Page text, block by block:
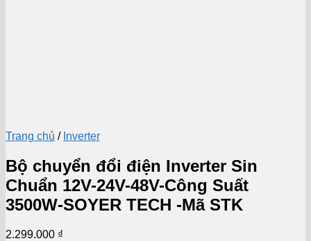
Trang chủ / Inverter
Bộ chuyển đổi điện Inverter Sin
Chuẩn 12V-24V-48V-Công Suất
3500W-SOYER TECH -Mã STK
2.299.000 ₫